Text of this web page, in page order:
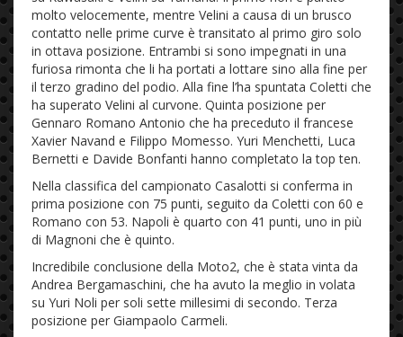
molto velocemente, mentre Velini a causa di un brusco
contatto nelle prime curve è transitato al primo giro solo
in ottava posizione. Entrambi si sono impegnati in una
furiosa rimonta che li ha portati a lottare sino alla fine per
il terzo gradino del podio. Alla fine l’ha spuntata Coletti che
ha superato Velini al curvone. Quinta posizione per
Gennaro Romano Antonio che ha preceduto il francese
Xavier Navand e Filippo Momesso. Yuri Menchetti, Luca
Bernetti e Davide Bonfanti hanno completato la top ten.
Nella classifica del campionato Casalotti si conferma in
prima posizione con 75 punti, seguito da Coletti con 60 e
Romano con 53. Napoli è quarto con 41 punti, uno in più
di Magnoni che è quinto.
Incredibile conclusione della Moto2, che è stata vinta da
Andrea Bergamaschini, che ha avuto la meglio in volata
su Yuri Noli per soli sette millesimi di secondo. Terza
posizione per Giampaolo Carmeli.